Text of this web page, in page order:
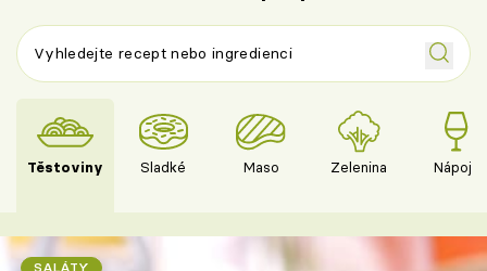
Těstoviny Sladké Maso Zelenina Nápoje
SALÁTY